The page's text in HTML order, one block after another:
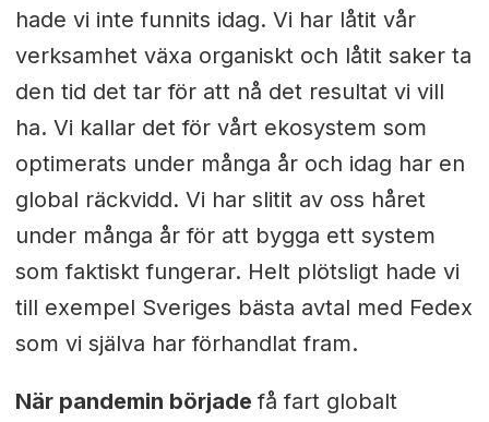
hade vi inte funnits idag. Vi har låtit vår
verksamhet växa organiskt och låtit saker ta
den tid det tar för att nå det resultat vi vill
ha. Vi kallar det för vårt ekosystem som
optimerats under många år och idag har en
global räckvidd. Vi har slitit av oss håret
under många år för att bygga ett system
som faktiskt fungerar. Helt plötsligt hade vi
till exempel Sveriges bästa avtal med Fedex
som vi själva har förhandlat fram.
När pandemin börjadefå fart globalt